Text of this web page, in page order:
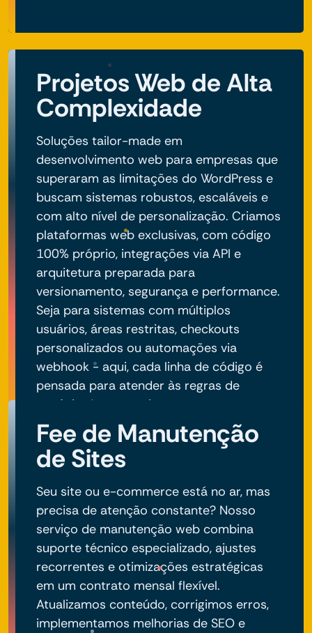
Projetos Web de Alta
Complexidade
Soluções tailor-made em
desenvolvimento web para empresas que
superaram as limitações do WordPress e
buscam sistemas robustos, escaláveis e
com alto nível de personalização. Criamos
plataformas web exclusivas, com código
100% próprio, integrações via API e
arquitetura preparada para
versionamento, segurança e performance.
Seja para sistemas com múltiplos
usuários, áreas restritas, checkouts
personalizados ou automações via
webhook - aqui, cada linha de código é
pensada para atender às regras de
negócio do seu projeto.
Fee de Manutenção
de Sites
Seu site ou e-commerce está no ar, mas
precisa de atenção constante? Nosso
serviço de manutenção web combina
suporte técnico especializado, ajustes
recorrentes e otimizações estratégicas
em um contrato mensal flexível.
Atualizamos conteúdo, corrigimos erros,
implementamos melhorias de SEO e